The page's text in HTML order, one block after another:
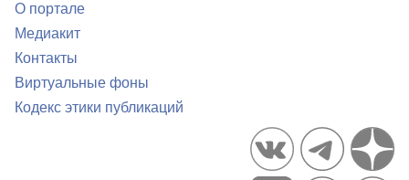
О портале
Медиакит
Контакты
Виртуальные фоны
Кодекс этики публикаций